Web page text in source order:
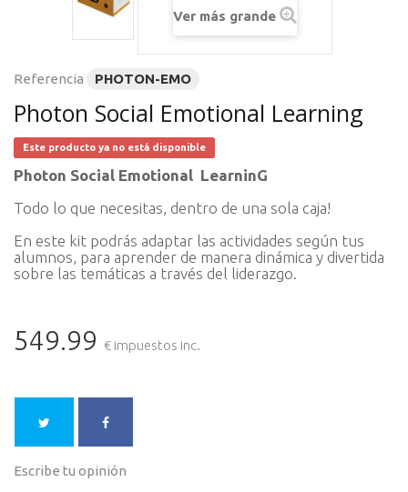
Ver más grande
Referencia PHOTON-EMO
Photon Social Emotional Learning
Este producto ya no está disponible
Photon Social Emotional LearninG
Todo lo que necesitas, dentro de una sola caja!
En este kit podrás adaptar las actividades según tus
alumnos, para aprender de manera dinámica y divertida
sobre las temáticas a través del liderazgo.
549.99 € impuestos inc.
Escribe tu opinión